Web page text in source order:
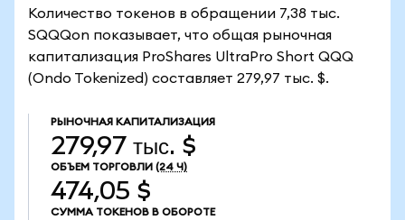
Количество токенов в обращении 7,38 тыс.
SQQQon показывает, что общая рыночная
капитализация ProShares UltraPro Short QQQ
(Ondo Tokenized) составляет 279,97 тыс. $.
РЫНОЧНАЯ КАПИТАЛИЗАЦИЯ
279,97 тыс. $
ОБЪЕМ ТОРГОВЛИ (24 Ч)
474,05 $
СУММА ТОКЕНОВ В ОБОРОТЕ